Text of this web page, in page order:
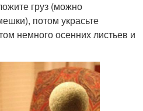
груз (можно
потом украсьте
немного осенних листьев и